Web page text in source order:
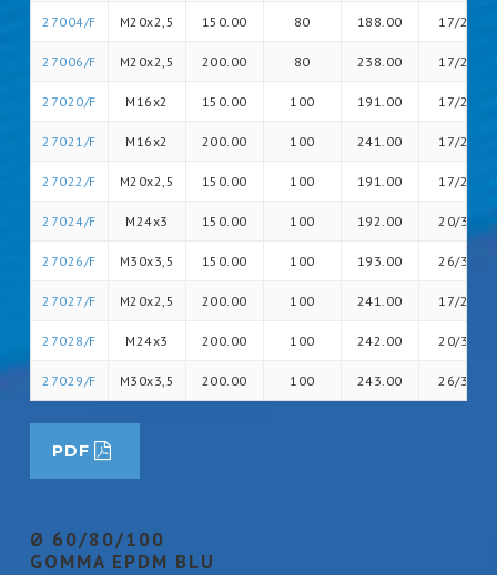
27004/F M20x2,5 150.00 80 188.00 17/26
27006/F M20x2,5 200.00 80 238.00 17/26
27020/F M16x2 150.00 100 191.00 17/20
27021/F M16x2 200.00 100 241.00 17/20
27022/F M20x2,5 150.00 100 191.00 17/26
27024/F M24x3 150.00 100 192.00 20/30
27026/F M30x3,5 150.00 100 193.00 26/36
27027/F M20x2,5 200.00 100 241.00 17/26
27028/F M24x3 200.00 100 242.00 20/30
27029/F M30x3,5 200.00 100 243.00 26/36
PDF
Ø 60/80/100
GOMMA EPDM BLU